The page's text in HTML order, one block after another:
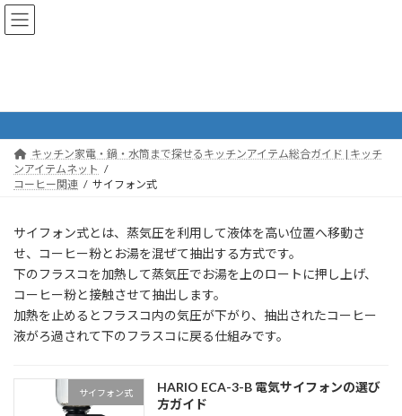
コ
ン
ス
ナ
ビ
ン
キッチン家電・鍋・水筒まで探せるキッチンアイテム総合ガイド | キッチ
ンアイテムネット
コーヒー関連
サイフォン式
サイフォン式とは、蒸気圧を利用して液体を高い位置へ移動さ
せ、コーヒー粉とお湯を混ぜて抽出する方式です。
下のフラスコを加熱して蒸気圧でお湯を上のロートに押し上げ、
コーヒー粉と接触させて抽出します。
加熱を止めるとフラスコ内の気圧が下がり、抽出されたコーヒー
液がろ過されて下のフラスコに戻る仕組みです。
サイフォン式
HARIO ECA-3-B 電気サイフォンの選び
方ガイド